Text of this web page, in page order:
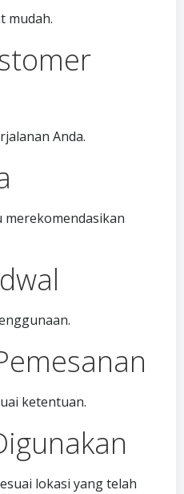
mudah.
Anda.
merekomendasikan
ketentuan.
lokasi yang telah